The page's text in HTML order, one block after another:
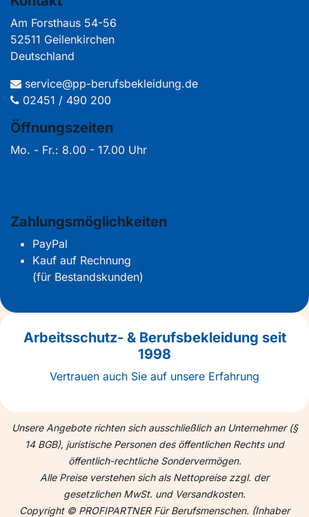
Am Forsthaus 54-56
52511 Geilenkirchen
Deutschland
service@pp-berufsbekleidung.de
02451 / 490 200
Öffnungszeiten
Mo. - Fr.: 8.00 - 17.00 Uhr
Zahlungsmöglichkeiten
PayPal
Kauf auf Rechnung
(für Bestandskunden)
Arbeitsschutz- & Berufsbekleidung seit
1998
Vertrauen auch Sie auf unsere Erfahrung
Unsere Angebote richten sich ausschließlich an Unternehmer (§
14 BGB), juristische Personen des öffentlichen Rechts und
öffentlich-rechtliche Sondervermögen.
Alle Preise verstehen sich als Nettopreise zzgl. der
gesetzlichen MwSt. und Versandkosten.
Copyright © PROFIPARTNER Für Berufsmenschen. (Inhaber